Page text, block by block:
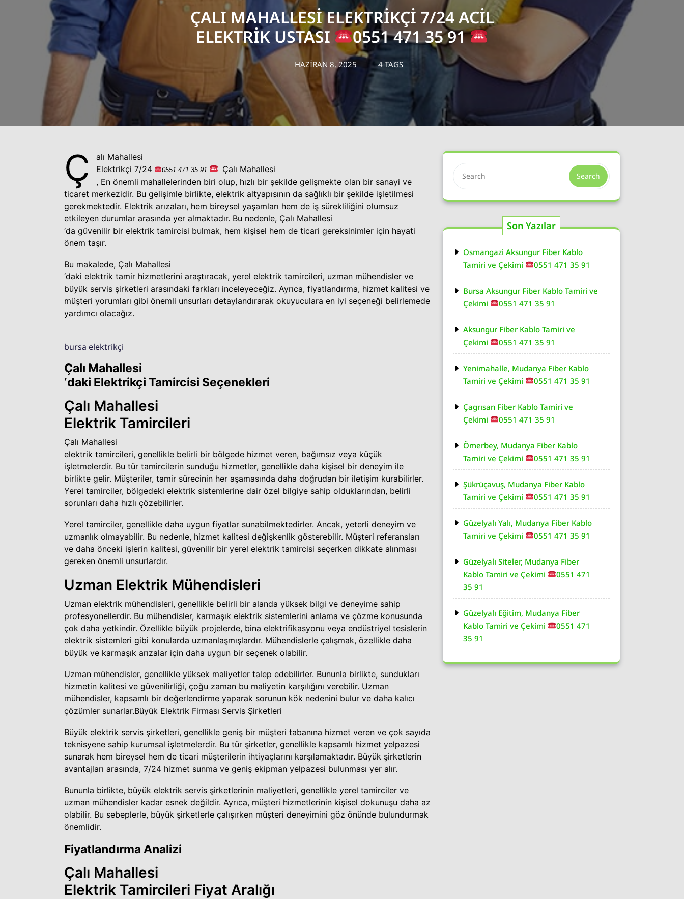
ÇALI MAHALLESI ELEKTRIKÇI 7/24 ACIL
ELEKTRIK USTASI
0551 471 35 91
HAZIRAN 8, 2025 4 TAGS
Ç
alı Mahallesi
Elektrikçi 7/24
0551 471 35 91
Çalı Mahallesi
, En önemli mahallelerinden biri olup, hızlı bir şekilde gelişmekte olan bir sanayi ve
ticaret merkezidir. Bu gelişimle birlikte, elektrik altyapısının da sağlıklı bir şekilde işletilmesi
gerekmektedir. Elektrik arızaları, hem bireysel yaşamları hem de iş sürekliliğini olumsuz
etkileyen durumlar arasında yer almaktadır. Bu nedenle, Çalı Mahallesi
‘da güvenilir bir elektrik tamircisi bulmak, hem kişisel hem de ticari gereksinimler için hayati
önem taşır.
Bu makalede, Çalı Mahallesi
‘daki elektrik tamir hizmetlerini araştıracak, yerel elektrik tamircileri, uzman mühendisler ve
büyük servis şirketleri arasındaki farkları inceleyeceğiz. Ayrıca, fiyatlandırma, hizmet kalitesi ve
müşteri yorumları gibi önemli unsurları detaylandırarak okuyuculara en iyi seçeneği belirlemede
yardımcı olacağız.
bursa elektrikçi
Çalı Mahallesi
‘daki Elektrikçi Tamircisi Seçenekleri
Çalı Mahallesi
Elektrik Tamircileri
Çalı Mahallesi
elektrik tamircileri, genellikle belirli bir bölgede hizmet veren, bağımsız veya küçük
işletmelerdir. Bu tür tamircilerin sunduğu hizmetler, genellikle daha kişisel bir deneyim ile
birlikte gelir. Müşteriler, tamir sürecinin her aşamasında daha doğrudan bir iletişim kurabilirler.
Yerel tamirciler, bölgedeki elektrik sistemlerine dair özel bilgiye sahip olduklarından, belirli
sorunları daha hızlı çözebilirler.
Yerel tamirciler, genellikle daha uygun fiyatlar sunabilmektedirler. Ancak, yeterli deneyim ve
uzmanlık olmayabilir. Bu nedenle, hizmet kalitesi değişkenlik gösterebilir. Müşteri referansları
ve daha önceki işlerin kalitesi, güvenilir bir yerel elektrik tamircisi seçerken dikkate alınması
gereken önemli unsurlardır.
Uzman Elektrik Mühendisleri
Uzman elektrik mühendisleri, genellikle belirli bir alanda yüksek bilgi ve deneyime sahip
profesyonellerdir. Bu mühendisler, karmaşık elektrik sistemlerini anlama ve çözme konusunda
çok daha yetkindir. Özellikle büyük projelerde, bina elektrifikasyonu veya endüstriyel tesislerin
elektrik sistemleri gibi konularda uzmanlaşmışlardır. Mühendislerle çalışmak, özellikle daha
büyük ve karmaşık arızalar için daha uygun bir seçenek olabilir.
Uzman mühendisler, genellikle yüksek maliyetler talep edebilirler. Bununla birlikte, sundukları
hizmetin kalitesi ve güvenilirliği, çoğu zaman bu maliyetin karşılığını verebilir. Uzman
mühendisler, kapsamlı bir değerlendirme yaparak sorunun kök nedenini bulur ve daha kalıcı
çözümler sunarlar.Büyük Elektrik Firması Servis Şirketleri
Büyük elektrik servis şirketleri, genellikle geniş bir müşteri tabanına hizmet veren ve çok sayıda
teknisyene sahip kurumsal işletmelerdir. Bu tür şirketler, genellikle kapsamlı hizmet yelpazesi
sunarak hem bireysel hem de ticari müşterilerin ihtiyaçlarını karşılamaktadır. Büyük şirketlerin
avantajları arasında, 7/24 hizmet sunma ve geniş ekipman yelpazesi bulunması yer alır.
Bununla birlikte, büyük elektrik servis şirketlerinin maliyetleri, genellikle yerel tamirciler ve
uzman mühendisler kadar esnek değildir. Ayrıca, müşteri hizmetlerinin kişisel dokunuşu daha az
olabilir. Bu sebeplerle, büyük şirketlerle çalışırken müşteri deneyimini göz önünde bulundurmak
önemlidir.
Fiyatlandırma Analizi
Çalı Mahallesi
Elektrik Tamircileri Fiyat Aralığı
Search
Son Yazılar
Osmangazi Aksungur Fiber Kablo
Tamiri ve Çekimi
0551 471 35 91
Bursa Aksungur Fiber Kablo Tamiri ve
Çekimi
0551 471 35 91
Aksungur Fiber Kablo Tamiri ve
Çekimi
0551 471 35 91
Yenimahalle, Mudanya Fiber Kablo
Tamiri ve Çekimi
0551 471 35 91
Çagrısan Fiber Kablo Tamiri ve
Çekimi
0551 471 35 91
Ömerbey, Mudanya Fiber Kablo
Tamiri ve Çekimi
0551 471 35 91
Şükrüçavuş, Mudanya Fiber Kablo
Tamiri ve Çekimi
0551 471 35 91
Güzelyalı Yalı, Mudanya Fiber Kablo
Tamiri ve Çekimi
0551 471 35 91
Güzelyalı Siteler, Mudanya Fiber
Kablo Tamiri ve Çekimi
0551 471
35 91
Güzelyalı Eğitim, Mudanya Fiber
Kablo Tamiri ve Çekimi
0551 471
35 91